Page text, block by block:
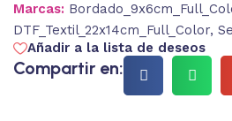
Marcas:
DTF_Textil_22x14cm_Full_Color,
Añadir a la lista de deseos
Compartir en: